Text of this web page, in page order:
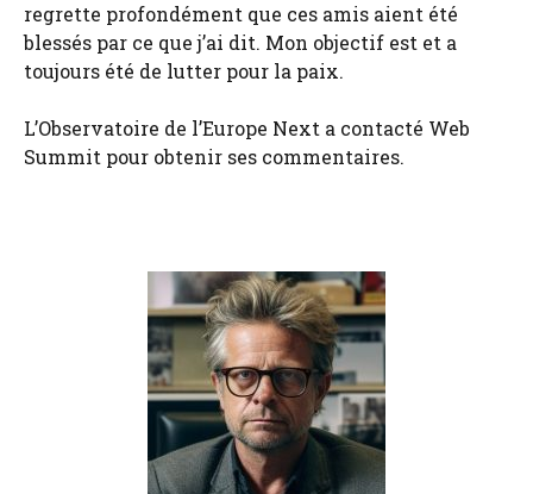
regrette profondément que ces amis aient été
blessés par ce que j’ai dit. Mon objectif est et a
toujours été de lutter pour la paix.
L’Observatoire de l’Europe Next a contacté Web
Summit pour obtenir ses commentaires.